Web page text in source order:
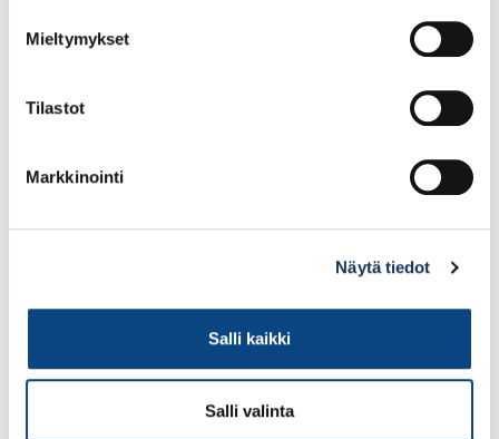
Mieltymykset
Tilastot
Markkinointi
Näytä tiedot
Salli kaikki
Salli valinta
Sievi pohjallinen Dual
Comfort Plus HIGH
Sievi pohjallinen Dual
Comfort Plus NEUTRAL
Lisää tilauskoriin